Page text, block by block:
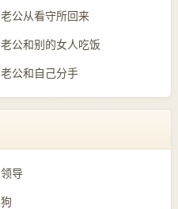
老公从看守所回来
老公和别的女人吃饭
老公和自己分手
领导
狗